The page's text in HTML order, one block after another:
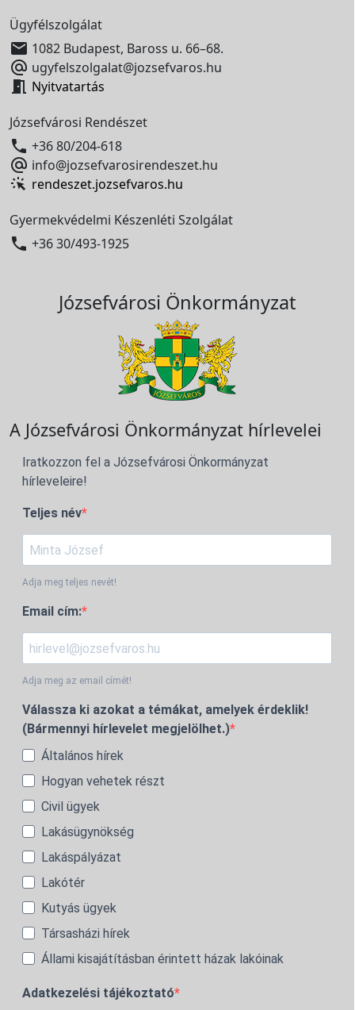
Ügyfélszolgálat
 1082 Budapest, Baross u. 66–68.
 ugyfelszolgalat@jozsefvaros.hu
 Nyitvatartás
Józsefvárosi Rendészet
 +36 80/204-618
 info@jozsefvarosirendeszet.hu
rendeszet.jozsefvaros.hu
Gyermekvédelmi Készenléti Szolgálat
 +36 30/493-1925
Józsefvárosi Önkormányzat
A Józsefvárosi Önkormányzat hírlevelei
Iratkozzon fel a Józsefvárosi Önkormányzat
hírleveleire!
Teljes név
Adja meg teljes nevét!
Email cím:
Adja meg az email címét!
Válassza ki azokat a témákat, amelyek érdeklik!
(Bármennyi hírlevelet megjelölhet.)
Általános hírek
Hogyan vehetek részt
Civil ügyek
Lakásügynökség
Lakáspályázat
Lakótér
Kutyás ügyek
Társasházi hírek
Állami kisajátításban érintett házak lakóinak
Adatkezelési tájékoztató